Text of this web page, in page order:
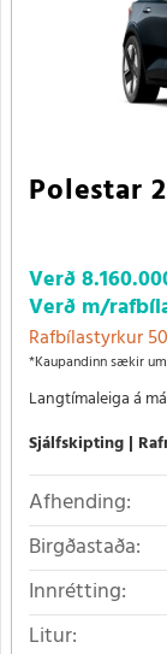
Polestar
Verð
Verð m/
Rafbílastyrkur
*Kaupandinn sækir
Langtímaleiga á
Sjálfskipting
Afhending:
Birgðastaða:
Innrétting:
Litur: